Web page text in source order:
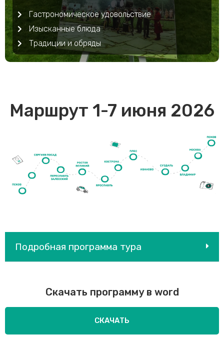
Гастрономическое удовольствие
Изысканные блюда
Традиции и обряды
Маршрут 1-7 июня 2026
Подробная программа тура
Скачать программу в word
СКАЧАТЬ